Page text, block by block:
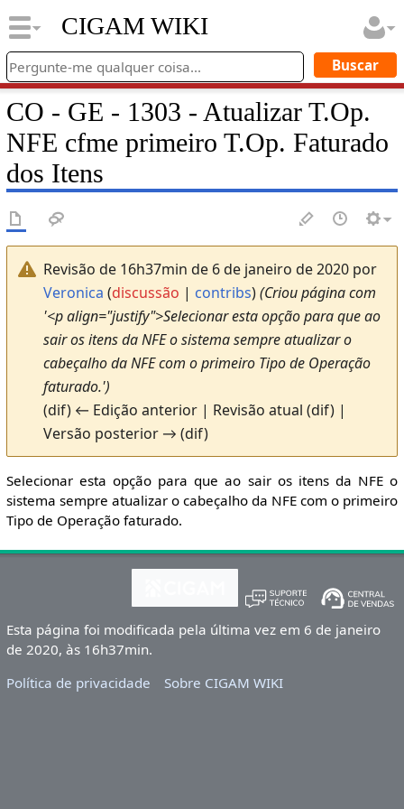
CIGAM WIKI
CO - GE - 1303 - Atualizar T.Op.
NFE cfme primeiro T.Op. Faturado
dos Itens
Revisão de 16h37min de 6 de janeiro de 2020 por
Veronica (discussão | contribs)(Criou página com
'<p align="justify">Selecionar esta opção para que ao
sair os itens da NFE o sistema sempre atualizar o
cabeçalho da NFE com o primeiro Tipo de Operação
faturado.')
(dif) ← Edição anterior | Revisão atual (dif) |
Versão posterior → (dif)
Selecionar esta opção para que ao sair os itens da NFE o
sistema sempre atualizar o cabeçalho da NFE com o primeiro
Tipo de Operação faturado.
Esta página foi modificada pela última vez em 6 de janeiro
de 2020, às 16h37min.
Política de privacidade
Sobre CIGAM WIKI